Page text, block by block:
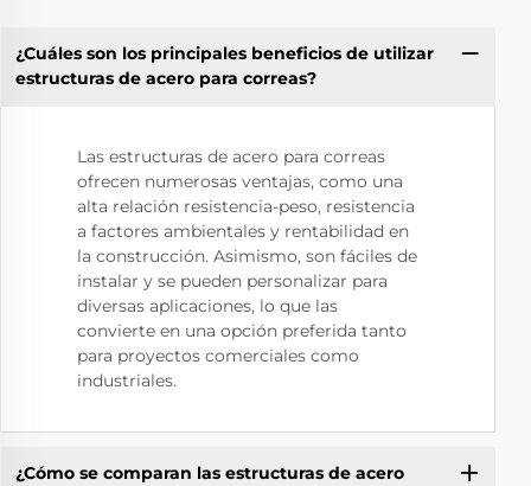
¿Cuáles son los principales beneficios de utilizar
estructuras de acero para correas?
Las estructuras de acero para correas
ofrecen numerosas ventajas, como una
alta relación resistencia-peso, resistencia
a factores ambientales y rentabilidad en
la construcción. Asimismo, son fáciles de
instalar y se pueden personalizar para
diversas aplicaciones, lo que las
convierte en una opción preferida tanto
para proyectos comerciales como
industriales.
¿Cómo se comparan las estructuras de acero